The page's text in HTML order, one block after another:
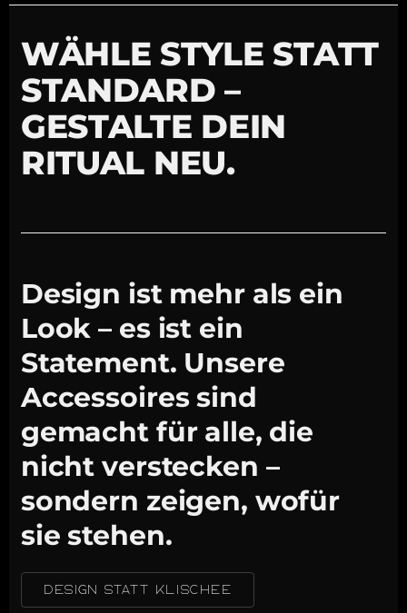
WÄHLE STYLE STATT
STANDARD –
GESTALTE DEIN
RITUAL NEU.
Design ist mehr als ein
Look – es ist ein
Statement. Unsere
Accessoires sind
gemacht für alle, die
nicht verstecken –
sondern zeigen, wofür
sie stehen.
DESIGN STATT KLISCHEE